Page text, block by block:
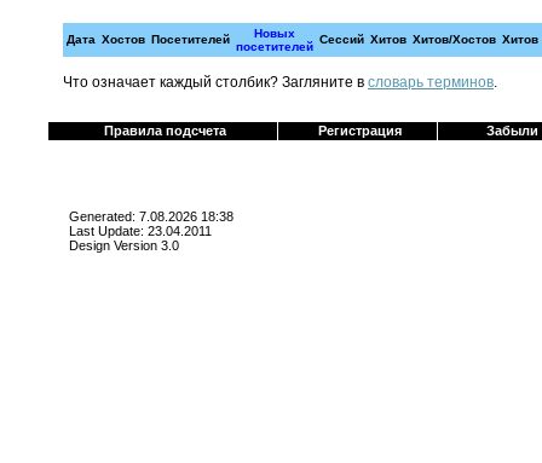
Дата Хостов Посетителей
Новых
посетителей
Сессий Хитов Хитов/Хостов Хитов
Что означает каждый столбик? Загляните в cловарь терминов.
Правила подсчета Регистрация Забыли
Generated: 7.08.2026 18:38
Last Update: 23.04.2011
Design Version 3.0